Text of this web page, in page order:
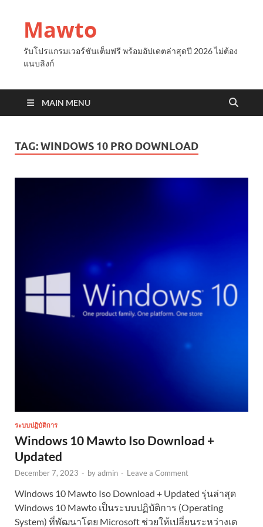
Mawto
รับโปรแกรมเวอร์ชันเต็มฟรี พร้อมอัปเดตล่าสุดปี 2026 ไม่ต้อง
แนบลิงก์
MAIN MENU
TAG:WINDOWS 10 PRO DOWNLOAD
ระบบปฏิบัติการ
Windows 10 Mawto Iso Download +
Updated
December 7, 2023 - byadmin - Leave a Comment
Windows 10 Mawto Iso Download + Updated รุ่นล่าสุด
Windows 10 Mawto เป็นระบบปฏิบัติการ (Operating
System) ที่พัฒนาโดย Microsoft ช่วยให้เปลี่ยนระหว่างเด